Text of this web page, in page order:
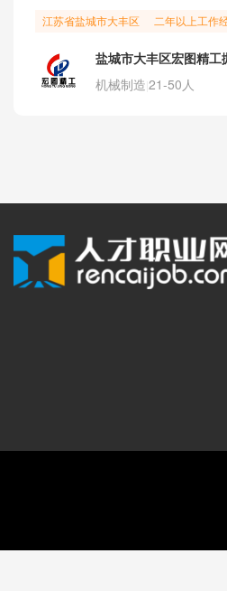
江苏省盐城市大丰区 二年以上工作
盐城市大丰区宏图精工
机械制造 21-50人